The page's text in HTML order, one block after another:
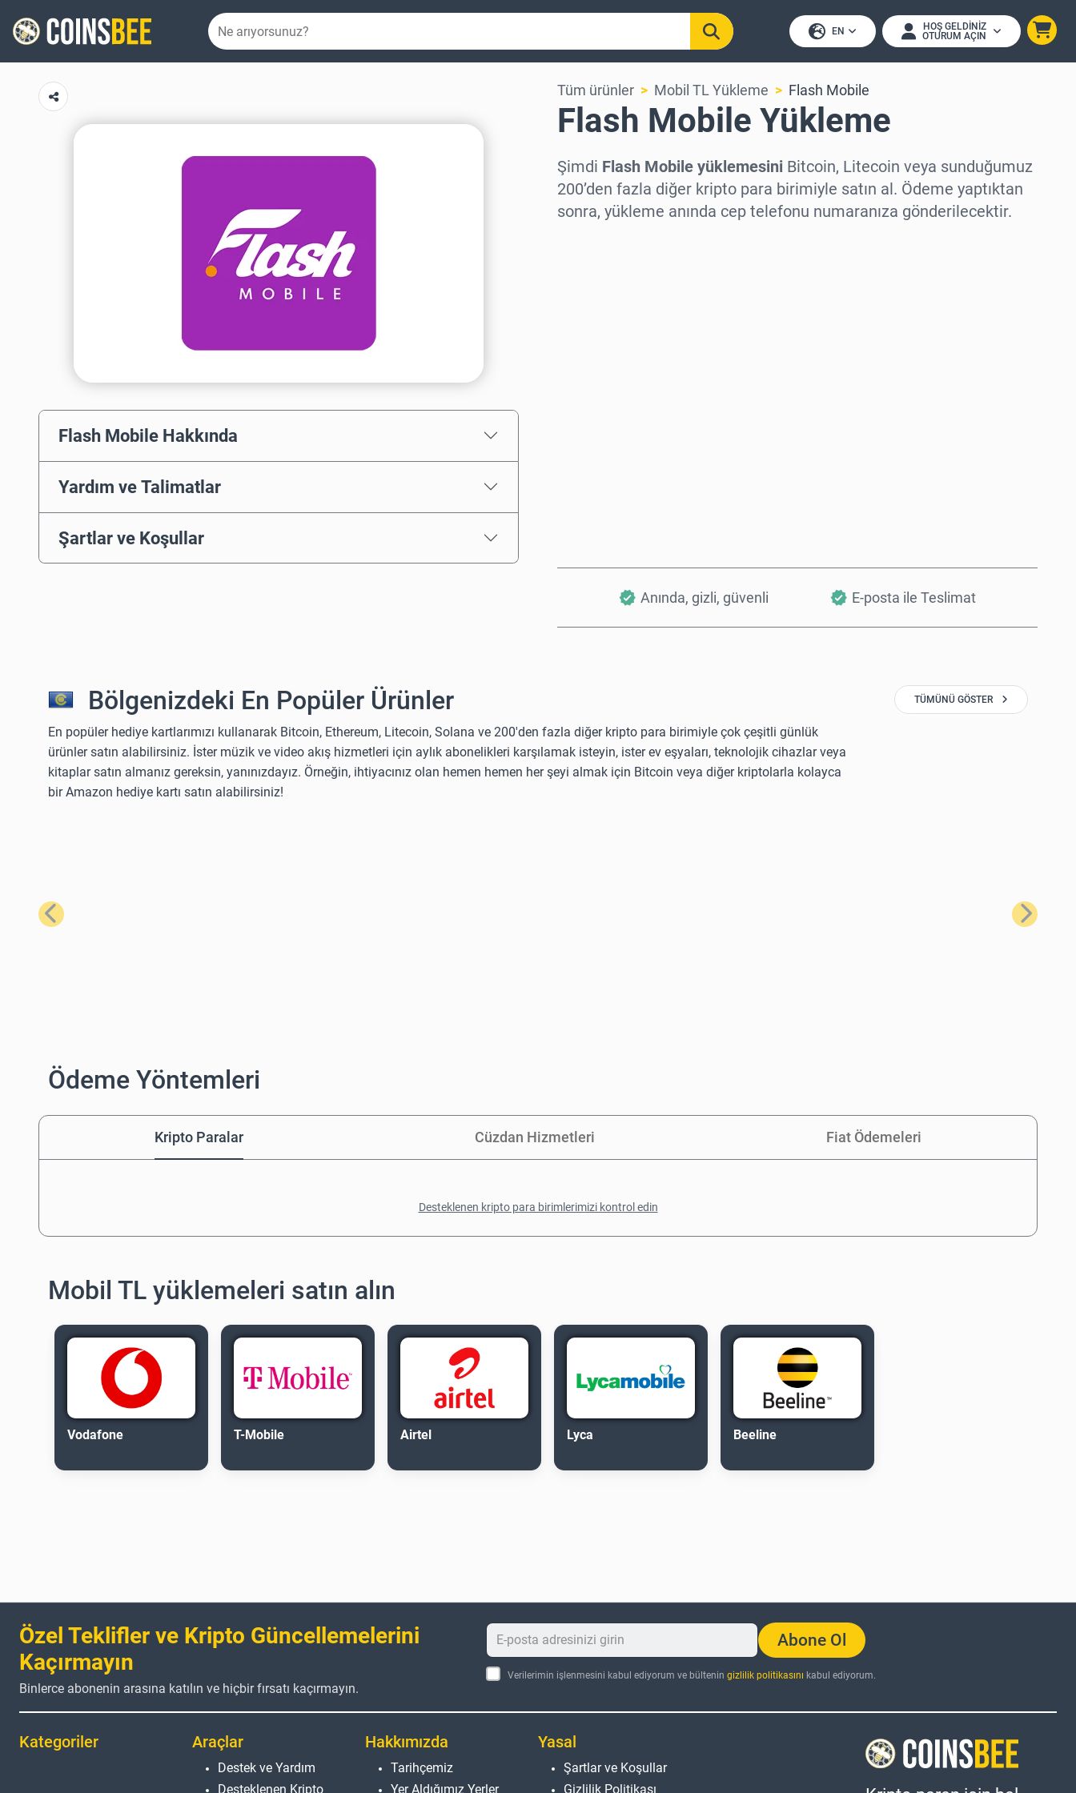
EN
HOŞ GELDINIZ
OTURUM AÇIN
Flash Mobile Hakkında
Yardım ve Talimatlar
Şartlar ve Koşullar
Tüm ürünler Mobil TL Yükleme Flash Mobile
Flash Mobile Yükleme
Şimdi Flash Mobile yüklemesini Bitcoin, Litecoin veya sunduğumuz
200’den fazla diğer kripto para birimiyle satın al. Ödeme yaptıktan
sonra, yükleme anında cep telefonu numaranıza gönderilecektir.
Anında, gizli, güvenli E-posta ile Teslimat
Bölgenizdeki En Popüler Ürünler
En popüler hediye kartlarımızı kullanarak Bitcoin, Ethereum, Litecoin, Solana ve 200'den fazla diğer kripto para birimiyle çok çeşitli günlük
ürünler satın alabilirsiniz. İster müzik ve video akış hizmetleri için aylık abonelikleri karşılamak isteyin, ister ev eşyaları, teknolojik cihazlar veya
kitaplar satın almanız gereksin, yanınızdayız. Örneğin, ihtiyacınız olan hemen hemen her şeyi almak için Bitcoin veya diğer kriptolarla kolayca
bir Amazon hediye kartı satın alabilirsiniz!
TÜMÜNÜ GÖSTER
Önceki Sonraki
Ödeme Yöntemleri
Kripto Paralar Cüzdan Hizmetleri Fiat Ödemeleri
Desteklenen kripto para birimlerimizi kontrol edin
Mobil TL yüklemeleri satın alın
Vodafone T-Mobile Airtel Lyca Beeline
Özel Teklifler ve Kripto Güncellemelerini
Kaçırmayın
Binlerce abonenin arasına katılın ve hiçbir fırsatı kaçırmayın.
Abone Ol
Verilerimin işlenmesini kabul ediyorum ve bültenin gizlilik politikasını kabul ediyorum.
Kategoriler Araçlar
Destek ve Yardım
Desteklenen Kripto
Hakkımızda
Tarihçemiz
Yer Aldığımız Yerler
Yasal
Şartlar ve Koşullar
Gizlilik Politikası